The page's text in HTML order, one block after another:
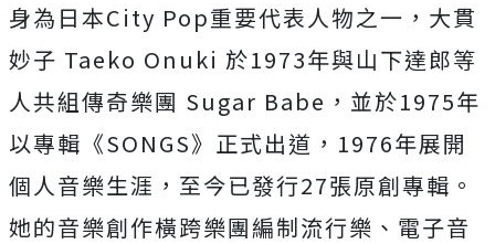
身為日本City Pop重要代表人物之一，大貫
妙子 Taeko Onuki 於1973年與山下達郎等
人共組傳奇樂團 Sugar Babe，並於1975年
以專輯《SONGS》正式出道，1976年展開
個人音樂生涯，至今已發行27張原創專輯。
她的音樂創作橫跨樂團編制流行樂、電子音